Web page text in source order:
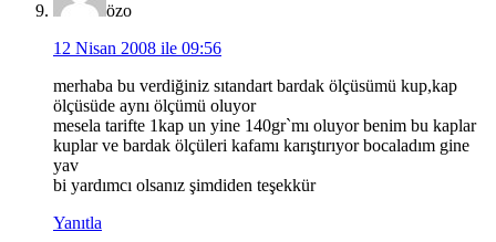
özo
12 Nisan 2008 ile 09:56
merhaba bu verdiğiniz sıtandart bardak ölçüsümü kup,kap
ölçüsüde aynı ölçümü oluyor
mesela tarifte 1kap un yine 140gr`mı oluyor benim bu kaplar
kuplar ve bardak ölçüleri kafamı karıştırıyor bocaladım gine
yav
bi yardımcı olsanız şimdiden teşekkür
Yanıtla